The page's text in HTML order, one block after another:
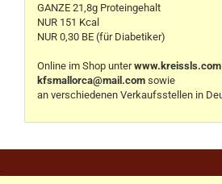
GANZE 21,8g Proteingehalt
NUR 151 Kcal
NUR 0,30 BE (für Diabetiker)
Online im Shop unterwww.kreissls.com
kfsmallorca@mail.com sowie
an verschiedenen Verkaufsstellen in
.